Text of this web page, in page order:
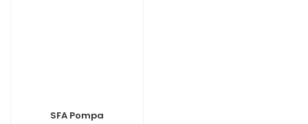
SFA Pompa